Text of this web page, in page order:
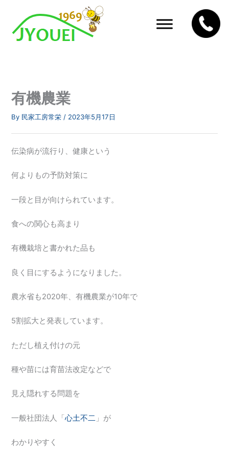
有機農業
By 民家工房常栄/ 2023年5月17日
伝染病が流行り、健康という
何よりもの予防対策に
一段と目が向けられています。
食への関心も高まり
有機栽培と書かれた品も
良く目にするようになりました。
農水省も2020年、有機農業が10年で
5割拡大と発表しています。
ただし植え付けの元
種や苗には育苗法改定などで
見え隠れする問題を
一般社団法人「心土不二 」が
わかりやすく